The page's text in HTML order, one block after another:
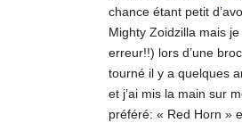
chance étant petit
Mighty Zoidzilla mais
erreur!!) lors d’une
tourné il y a quelques
et j’ai mis la main sur
préféré: « Red Horn »